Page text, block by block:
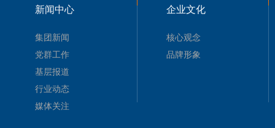
新闻中心
集团新闻
党群工作
基层报道
行业动态
媒体关注
企业文化
核心观念
品牌形象